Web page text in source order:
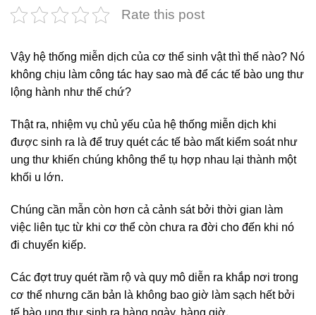
Rate this post
Vậy hệ thống miễn dịch của cơ thể sinh vật thì thế nào? Nó
không chịu làm công tác hay sao mà để các tế bào ung thư
lộng hành như thế chứ?
Thật ra, nhiệm vụ chủ yếu của hệ thống miễn dịch khi
được sinh ra là để truy quét các tế bào mất kiểm soát như
ung thư khiến chúng không thể tụ hợp nhau lại thành một
khối u lớn.
Chúng cần mẫn còn hơn cả cảnh sát bởi thời gian làm
việc liên tục từ khi cơ thể còn chưa ra đời cho đến khi nó
đi chuyển kiếp.
Các đợt truy quét rầm rộ và quy mô diễn ra khắp nơi trong
cơ thể nhưng căn bản là không bao giờ làm sạch hết bởi
tế bào ung thư sinh ra hàng ngày, hàng giờ.